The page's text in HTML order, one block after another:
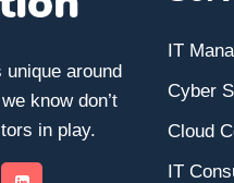
around
know don’t
in play.
IT
Cyber
Cloud
IT